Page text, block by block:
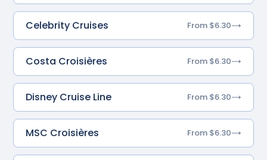
Celebrity Cruises From $6.30
Costa Croisières From $6.30
Disney Cruise Line From $6.30
MSC Croisières From $6.30